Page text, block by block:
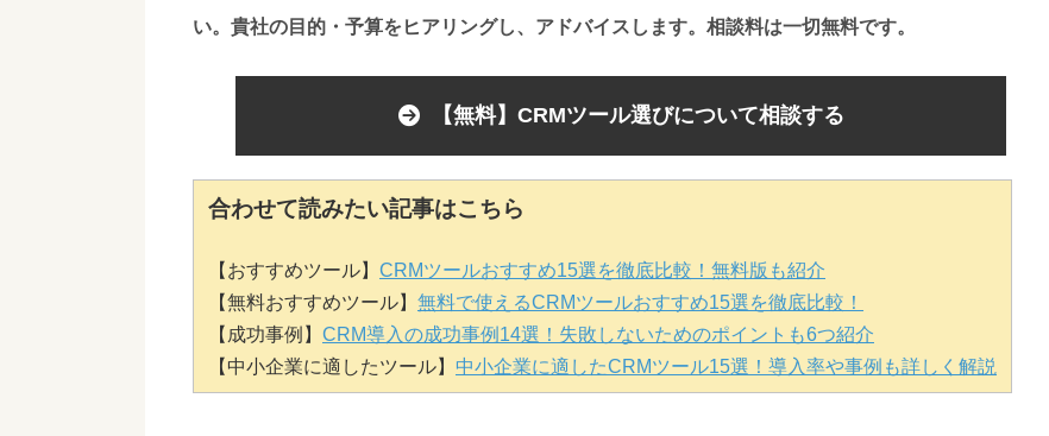
い。 貴社の目的・予算をヒアリングし、アドバイスします。相談料は一切無料です。
【無料】CRMツール選びについて相談する
合わせて読みたい記事はこちら
【おすすめツール】 CRMツールおすすめ15選を徹底比較！無料版も紹介
【無料おすすめツール】 無料で使えるCRMツールおすすめ15選を徹底比較！
【成功事例】 CRM導入の成功事例14選！失敗しないためのポイントも6つ紹介
【中小企業に適したツール】 中小企業に適したCRMツール15選！導入率や事例も詳しく解説